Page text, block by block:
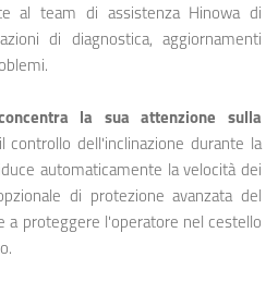
al team di assistenza Hinowa di
di diagnostica, aggiornamenti
la sua attenzione sulla
il controllo dell'inclinazione durante la
automaticamente la velocità dei
di protezione avanzata del
a proteggere l'operatore nel cestello